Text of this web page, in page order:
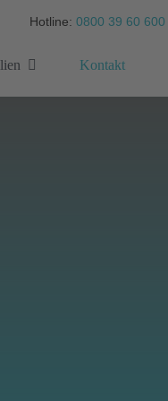
Hotline: 0800 39 60 600
Kontakt